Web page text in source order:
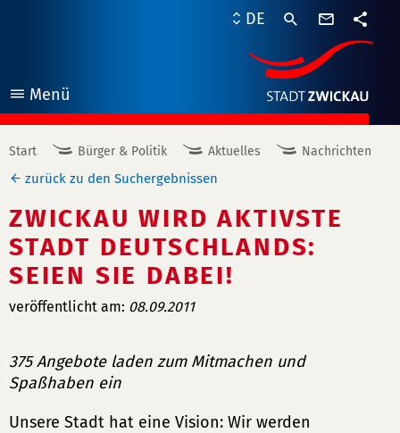
Menü
öffnen
DE
Start Bürger & Politik Aktuelles Nachrichten
zurück zu den Suchergebnissen
ZWICKAU WIRD AKTIVSTE
STADT DEUTSCHLANDS:
SEIEN SIE DABEI!
veröffentlicht am: 08.09.2011
375 Angebote laden zum Mitmachen und
Spaßhaben ein
Unsere Stadt hat eine Vision: Wir werden